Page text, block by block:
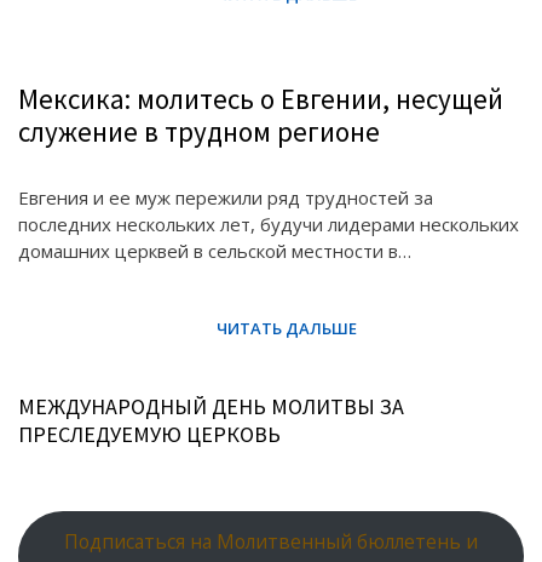
Мексика: молитесь о Евгении, несущей
служение в трудном регионе
Евгения и ее муж пережили ряд трудностей за
последних нескольких лет, будучи лидерами нескольких
домашних церквей в сельской местности в…
МЕЖДУНАРОДНЫЙ ДЕНЬ МОЛИТВЫ ЗА
ПРЕСЛЕДУЕМУЮ ЦЕРКОВЬ
Подписаться на Молитвенный бюллетень и